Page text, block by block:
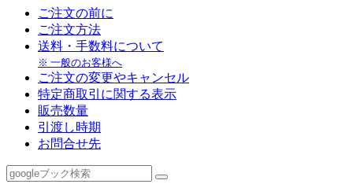
ご注文の前に
ご注文方法
送料・手数料について
※ 一般のお客様へ
ご注文の変更やキャンセル
特定商取引に関する表示
販売数量
引渡し時期
お問合せ先